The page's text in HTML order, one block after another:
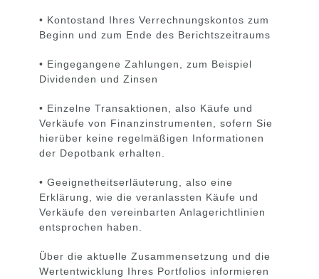
• Kontostand Ihres Verrechnungskontos zum
Beginn und zum Ende des Berichtszeitraums
• Eingegangene Zahlungen, zum Beispiel
Dividenden und Zinsen
• Einzelne Transaktionen, also Käufe und
Verkäufe von Finanzinstrumenten, sofern Sie
hierüber keine regelmäßigen Informationen
der Depotbank erhalten.
• Geeignetheitserläuterung, also eine
Erklärung, wie die veranlassten Käufe und
Verkäufe den vereinbarten Anlagerichtlinien
entsprochen haben.
Über die aktuelle Zusammensetzung und die
Wertentwicklung Ihres Portfolios informieren